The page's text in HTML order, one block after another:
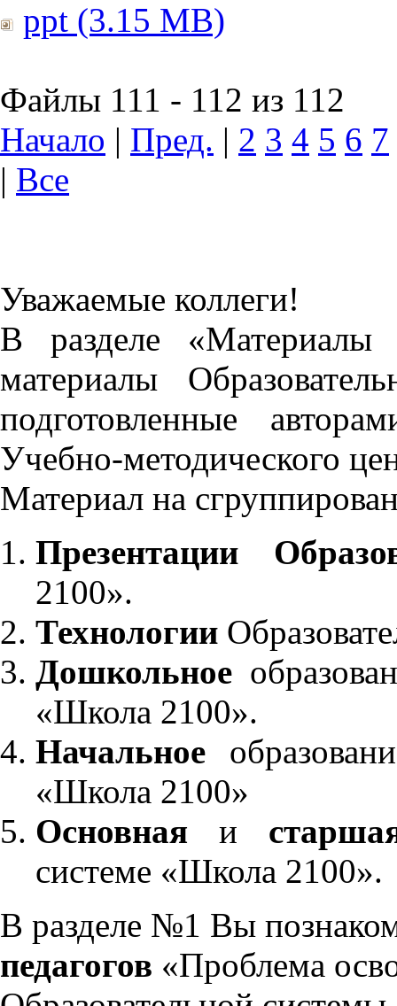
ppt (3.15 MB)
Файлы 111 - 112 из 112
Начало | Пред. | 2 3 4 5 6 7
| Все
Уважаемые коллеги!
В разделе «Материалы
материалы
подготовленные
Учебно-методического
Материал на
Презентации
2100».
Технологии
Дошкольное
«Школа 2100».
Начальное
«Школа 2100»
Основнаяи
системе «Школа 2100».
В разделе №1 Вы
педагогов «Проблема